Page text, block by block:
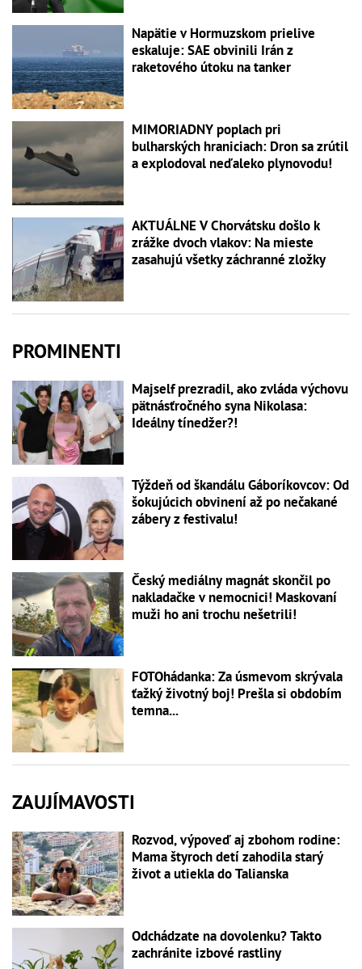
Napätie v Hormuzskom prielive
eskaluje: SAE obvinili Irán z
raketového útoku na tanker
MIMORIADNY poplach pri
bulharských hraniciach: Dron sa zrútil
a explodoval neďaleko plynovodu!
AKTUÁLNE V Chorvátsku došlo k
zrážke dvoch vlakov: Na mieste
zasahujú všetky záchranné zložky
PROMINENTI
Majself prezradil, ako zvláda výchovu
pätnásťročného syna Nikolasa:
Ideálny tínedžer?!
Týždeň od škandálu Gáboríkovcov: Od
šokujúcich obvinení až po nečakané
zábery z festivalu!
Český mediálny magnát skončil po
nakladačke v nemocnici! Maskovaní
muži ho ani trochu nešetrili!
FOTOhádanka: Za úsmevom skrývala
ťažký životný boj! Prešla si obdobím
temna...
ZAUJÍMAVOSTI
Rozvod, výpoveď aj zbohom rodine:
Mama štyroch detí zahodila starý
život a utiekla do Talianska
Odchádzate na dovolenku? Takto
zachránite izbové rastliny